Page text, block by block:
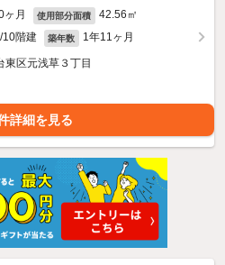
ヶ月 使用部分面積 42.56㎡
10階建 築年数 1年11ヶ月
東区元浅草３丁目
詳細を見る